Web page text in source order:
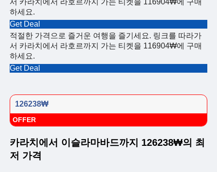
서 카라치에서 라호르까지 가는 티켓을 116904₩에 구매
하세요.
Get Deal
적절한 가격으로 즐거운 여행을 즐기세요. 링크를 따라가
서 카라치에서 라호르까지 가는 티켓을 116904₩에 구매
하세요.
Get Deal
126238₩
OFFER
카라치에서 이슬라마바드까지 126238₩의 최
저 가격